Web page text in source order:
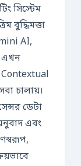
সিস্টেম
বুদ্ধিমত্তা
AI,
এখন
Contextual
চালায়।
ডেটা
এবং